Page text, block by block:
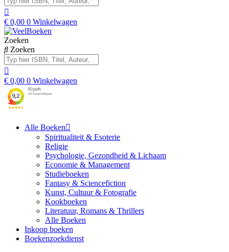
€ 0,00 0 Winkelwagen
Zoeken
Zoeken
€ 0,00 0 Winkelwagen
Alle Boeken
Spiritualiteit & Esoterie
Religie
Psychologie, Gezondheid & Lichaam
Economie & Management
Studieboeken
Fantasy & Sciencefiction
Kunst, Cultuur & Fotografie
Kookboeken
Literatuur, Romans & Thrillers
Alle Boeken
Inkoop boeken
Boekenzoekdienst